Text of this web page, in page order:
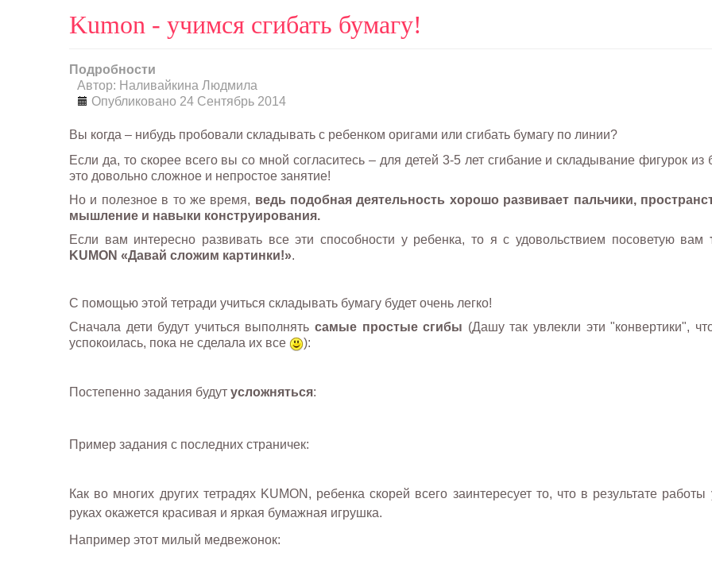
Kumon - учимся сгибать бумагу!
Подробности
Автор: Наливайкина Людмила
Опубликовано 24 Сентябрь 2014
Вы когда – нибудь пробовали складывать с ребенком оригами или сгибать бумагу по линии?
Если да, то скорее всего вы со мной согласитесь – для детей 3-5 лет сгибание и складывание фигурок из
это довольно сложное и непростое занятие!
Но и полезное в то же время, ведь подобная деятельность хорошо развивает пальчики,
мышление и навыки конструирования.
Если вам интересно развивать все эти способности у ребенка, то я с удовольствием посоветую вам
KUMON «Давай сложим картинки!».
С помощью этой тетради учиться складывать бумагу будет очень легко!
Сначала дети будут учиться выполнять самые простые сгибы (Дашу так увлекли эти "конвертики",
успокоилась, пока не сделала их все
):
Постепенно задания будут усложняться:
Пример задания с последних страничек:
Как во многих других тетрадях KUMON, ребенка скорей всего заинтересует то, что в результате работы
руках окажется красивая и яркая бумажная игрушка.
Например этот милый медвежонок: